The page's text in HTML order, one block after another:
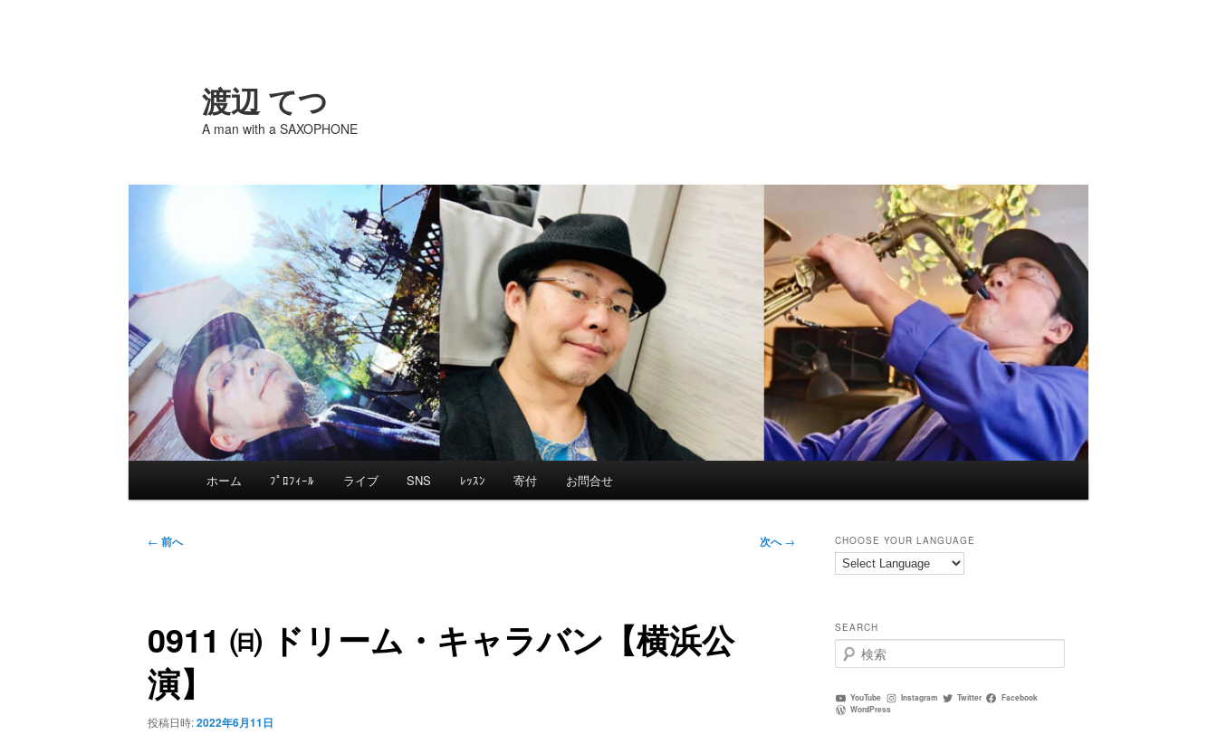
渡辺 てつ
A man with a SAXOPHONE
イ
メ
コ
テ
ホーム ﾌﾟﾛﾌｨｰﾙ ライブ SNS ﾚｯｽﾝ 寄付 お問合せ
投
ゲ
ー
シ
ョ
ン
← 前へ 次へ→
0911 ㈰ ドリーム・キャラバン【横浜公
演】
投稿日時:2022年6月11日
CHOOSE YOUR LANGUAGE
SEARCH
検
索
YouTube Instagram Twitter
Facebook
WordPress